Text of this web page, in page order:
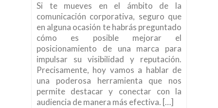
Si te mueves en el ámbito de la
comunicación corporativa, seguro que
en alguna ocasión te habrás preguntado
cómo es posible mejorar el
posicionamiento de una marca para
impulsar su visibilidad y reputación.
Precisamente, hoy vamos a hablar de
una poderosa herramienta que nos
permite destacar y conectar con la
audiencia de manera más efectiva. […]